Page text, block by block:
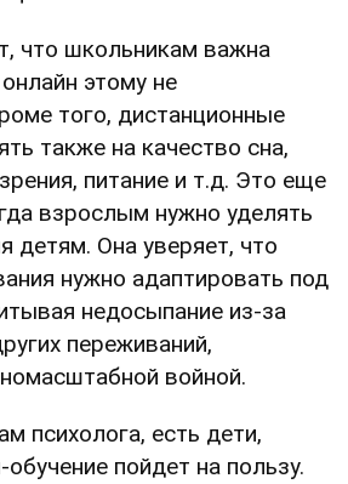
что школьникам важна
этому не
того, дистанционные
также на качество сна,
питание и т.д. Это еще
взрослым нужно уделять
детям. Она уверяет, что
нужно адаптировать под
недосыпание из-за
переживаний,
войной.
психолога, есть дети,
пойдет на пользу.